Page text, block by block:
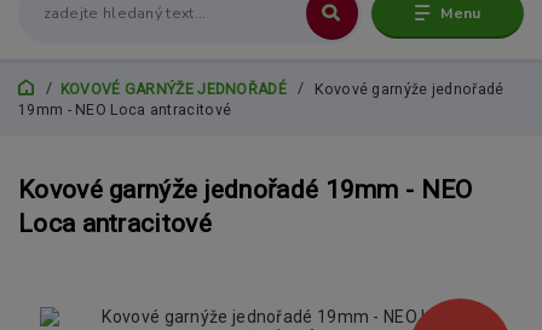
Menu
KOVOVÉ GARNÝŽE JEDNOŘADÉ
Kovové garnýže jednořadé
19mm - NEO Loca antracitové
Kovové garnýže jednořadé 19mm - NEO
Loca antracitové